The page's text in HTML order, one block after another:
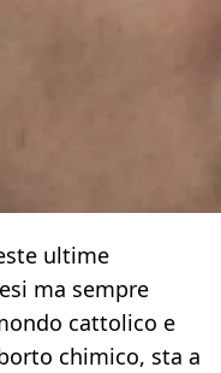
ultime
ma sempre
cattolico e
chimico, sta a